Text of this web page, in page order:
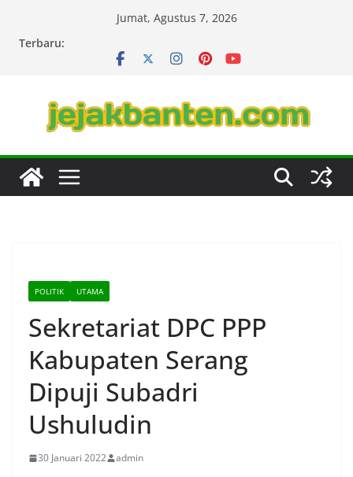
Jumat, Agustus 7, 2026
Terbaru:
POLITIK UTAMA
Sekretariat DPC PPP
Kabupaten Serang
Dipuji Subadri
Ushuludin
30 Januari 2022 admin